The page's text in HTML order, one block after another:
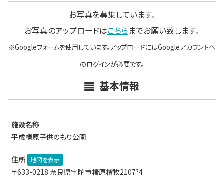
お写真を募集しています。
お写真のアップロードはこちらまでお願い致します。
※Googleフォームを使用しています。アップロードにはGoogleアカウントへ
のログインが必要です。
基本情報
施設名称
平成榛原子供のもり公園
住所 地図を表示
〒633-0218 奈良県宇陀市榛原檜牧2107?4